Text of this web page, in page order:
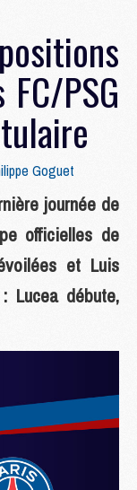
PSG
Goguet
journée de
officielles de
et Luis
Lucea débute,